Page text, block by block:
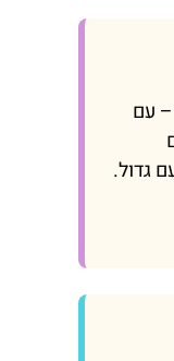
– עם
גדול.